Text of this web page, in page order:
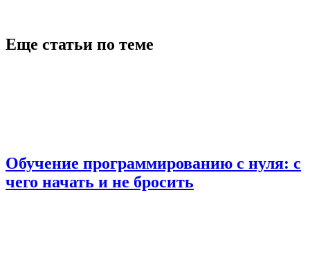
Еще статьи по теме
Обучение программированию с нуля: с
чего начать и не бросить